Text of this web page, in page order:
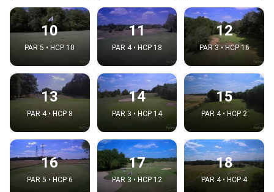
10
PAR 5 • HCP 10
11
PAR 4 • HCP 18
12
PAR 3 • HCP 16
13
PAR 4 • HCP 8
14
PAR 3 • HCP 14
15
PAR 4 • HCP 2
16
PAR 5 • HCP 6
17
PAR 3 • HCP 12
18
PAR 4 • HCP 4